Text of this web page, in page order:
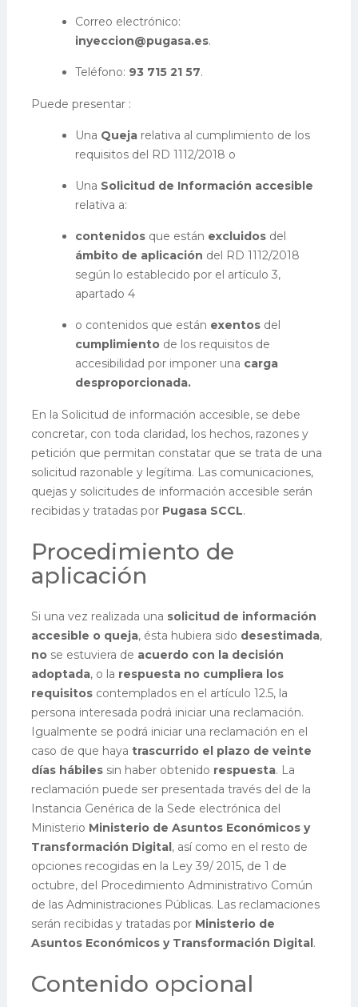
Correo electrónico:
inyeccion@pugasa.es.
Teléfono: 93 715 21 57.
Puede presentar :
Una Quejarelativa al cumplimiento de los
requisitos del RD 1112/2018 o
Una Solicitud de Información accesible
relativa a:
contenidosque están excluidosdel
ámbito de aplicación del RD 1112/2018
según lo establecido por el artículo 3,
apartado 4
o contenidos que están exentosdel
cumplimientode los requisitos de
accesibilidad por imponer una carga
desproporcionada.
En la Solicitud de información accesible, se debe
concretar, con toda claridad, los hechos, razones y
petición que permitan constatar que se trata de una
solicitud razonable y legítima. Las comunicaciones,
quejas y solicitudes de información accesible serán
recibidas y tratadas por Pugasa SCCL.
Procedimiento de
aplicación
Si una vez realizada una solicitud de información
accesible o queja, ésta hubiera sido desestimada,
nose estuviera de acuerdo con la decisión
adoptada, o la respuesta no cumpliera los
requisitoscontemplados en el artículo 12.5, la
persona interesada podrá iniciar una reclamación.
Igualmente se podrá iniciar una reclamación en el
caso de que haya trascurrido el plazo de veinte
días hábilessin haber obtenido respuesta. La
reclamación puede ser presentada través del de la
Instancia Genérica de la Sede electrónica del
Ministerio Ministerio de Asuntos Económicos y
Transformación Digital, así como en el resto de
opciones recogidas en la Ley 39/ 2015, de 1 de
octubre, del Procedimiento Administrativo Común
de las Administraciones Públicas. Las reclamaciones
serán recibidas y tratadas por Ministerio de
Asuntos Económicos y Transformación Digital.
Contenido opcional